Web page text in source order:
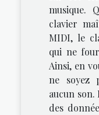
musique.
clavier
MIDI, le
qui ne
Ainsi, en
ne soyez
aucun
des